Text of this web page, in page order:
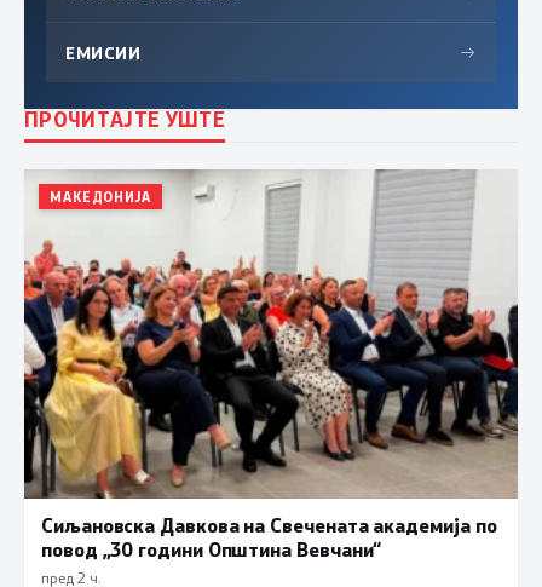
ЕМИСИИ →
ПРОЧИТАЈТЕ УШТЕ
МАКЕДОНИЈА
Сиљановска Давкова на Свечената академија по
повод „30 години Општина Вевчани“
пред 2 ч.